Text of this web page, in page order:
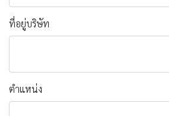
ที่อยู่บริษัท
ตำแหน่ง